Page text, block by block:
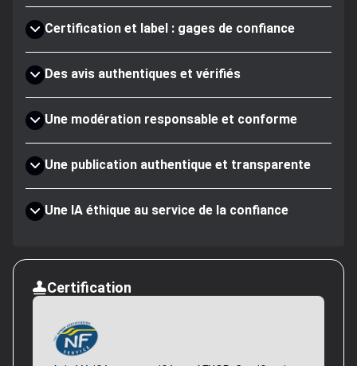
Certification et label : gages de confiance
Des avis authentiques et vérifiés
Une modération responsable et conforme
Une publication authentique et transparente
Une IA éthique au service de la confiance
Certification